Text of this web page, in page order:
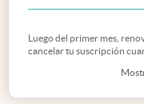
Luego del primer mes,
cancelar tu suscripción